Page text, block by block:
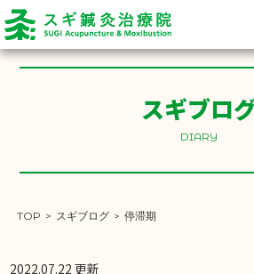
ホーム
HOME
FEATURE
スギブロ
DIARY
TOP > スギブログ > 停滞期
2022.07.22 更新